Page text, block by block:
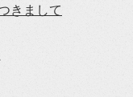
きまして